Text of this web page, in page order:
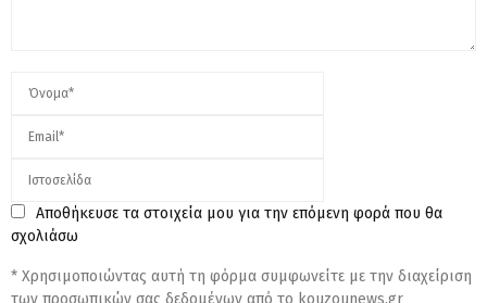
Αποθήκευσε τα στοιχεία μου για την επόμενη φορά που θα
σχολιάσω
* Χρησιμοποιώντας αυτή τη φόρμα συμφωνείτε με την διαχείριση
των προσωπικών σας δεδομένων από το kouzounews.gr